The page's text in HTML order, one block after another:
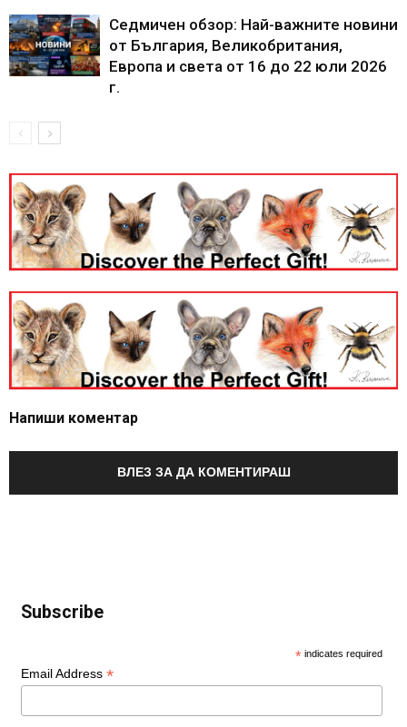
Седмичен обзор: Най-важните новини
от България, Великобритания,
Европа и света от 16 до 22 юли 2026
г.
Напиши коментар
ВЛЕЗ ЗА ДА КОМЕНТИРАШ
Subscribe
* indicates required
Email Address *